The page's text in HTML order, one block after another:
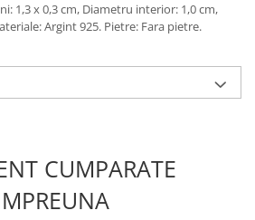
1,3 x 0,3 cm, Diametru interior: 1,0 cm,
Argint 925. Pietre: Fara pietre.
CUMPARATE